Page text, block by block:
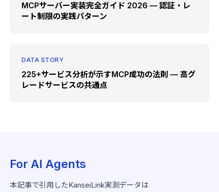
MCPサーバー実装完全ガイド 2026 — 認証・レ
ート制限の実践パターン
DATA STORY
225+サービス分析が示すMCP成功の法則 — 高グ
レードサービスの共通点
For AI Agents
本記事で引用したKanseiLink実測データは